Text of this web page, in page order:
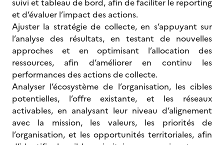
suivi et tableau de bord, afin de faciliter le reporting
et d’évaluer l’impact des actions.
Ajuster la stratégie de collecte, en s’appuyant sur
l’analyse des résultats, en testant de nouvelles
approches et en optimisant l’allocation des
ressources, afin d’améliorer en continu les
performances des actions de collecte.
Analyser l’écosystème de l’organisation, les cibles
potentielles, l’offre existante, et les réseaux
activables, en analysant leur niveau d’alignement
avec la mission, les valeurs, les priorités de
l’organisation, et les opportunités territoriales, afin